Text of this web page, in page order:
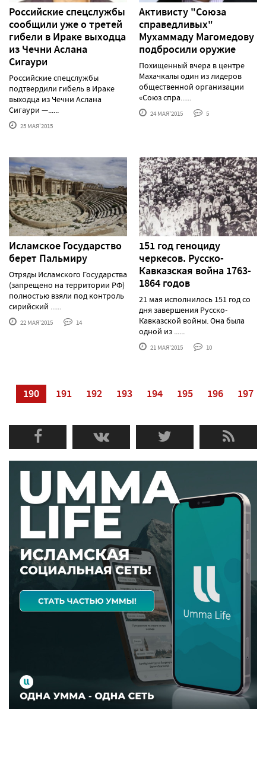
Российские спецслужбы
сообщили уже о третей
гибели в Ираке выходца
из Чечни Аслана
Сигаури
Российские спецслужбы
подтвердили гибель в Ираке
выходца из Чечни Аслана
Сигаури —......
25 МАЯ'2015
Активисту "Союза
справедливых"
Мухаммаду Магомедову
подбросили оружие
Похищенный вчера в центре
Махачкалы один из лидеров
общественной организации
«Союз спра......
24 МАЯ'2015 5
Исламское Государство
берет Пальмиру
Отряды Исламского Государства
(запрещено на территории РФ)
полностью взяли под контроль
сирийский ......
22 МАЯ'2015 14
151 год геноциду
черкесов. Русско-
Кавказская война 1763-
1864 годов
21 мая исполнилось 151 год со
дня завершения Русско-
Кавказской войны. Она была
одной из ......
21 МАЯ'2015 10
190 191 192 193 194 195 196 197